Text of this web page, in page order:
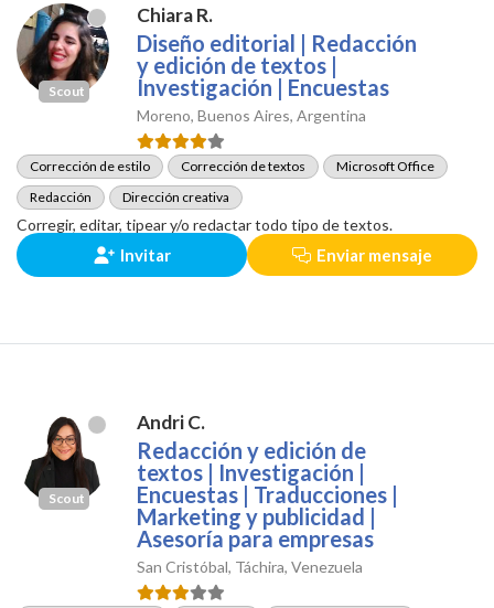
Scout
Chiara R.
Diseño editorial | Redacción
y edición de textos |
Investigación | Encuestas
Moreno, Buenos Aires, Argentina
Corrección de estilo Corrección de textos
Microsoft Office
Redacción
Dirección creativa
Corregir, editar, tipear y/o redactar todo tipo de textos.
Invitar Enviar mensaje
Scout
Andri C.
Redacción y edición de
textos | Investigación |
Encuestas | Traducciones |
Marketing y publicidad |
Asesoría para empresas
San Cristóbal, Táchira, Venezuela